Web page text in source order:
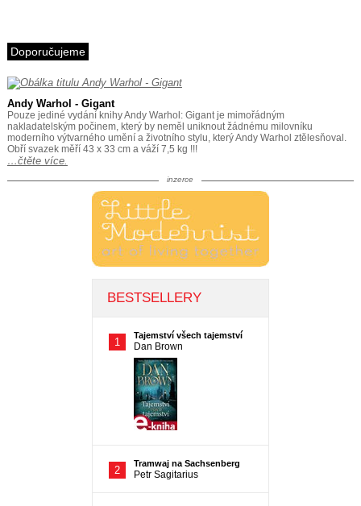
Doporučujeme
Andy Warhol - Gigant
Pouze jediné vydání knihy Andy Warhol: Gigant je mimořádným
nakladatelským počinem, který by neměl uniknout žádnému milovníku
moderního výtvarného umění a životního stylu, který Andy Warhol ztělesňoval.
Obří svazek měří 43 x 33 cm a váží 7,5 kg !!!
…čtěte více.
inzerce